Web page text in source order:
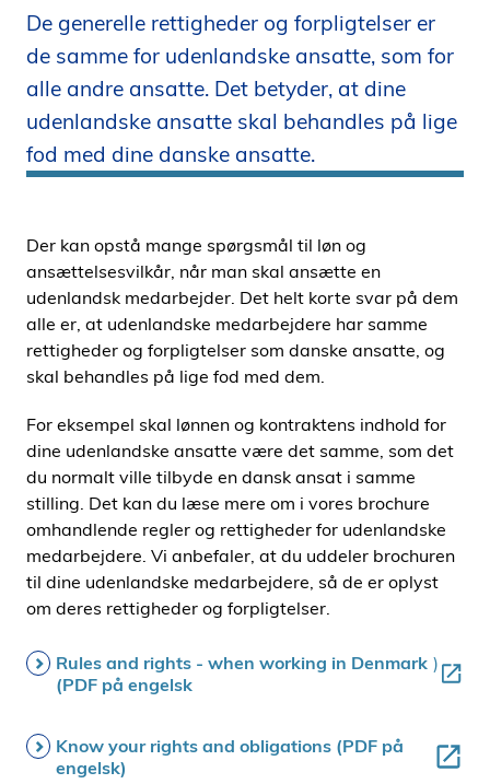
i
d
n
De generelle rettigheder og forpligtelser er
de samme for udenlandske ansatte, som for
alle andre ansatte. Det betyder, at dine
udenlandske ansatte skal behandles på lige
fod med dine danske ansatte.
Der kan opstå mange spørgsmål til løn og
ansættelsesvilkår, når man skal ansætte en
udenlandsk medarbejder. Det helt korte svar på dem
alle er, at udenlandske medarbejdere har samme
rettigheder og forpligtelser som danske ansatte, og
skal behandles på lige fod med dem.
For eksempel skal lønnen og kontraktens indhold for
dine udenlandske ansatte være det samme, som det
du normalt ville tilbyde en dansk ansat i samme
stilling. Det kan du læse mere om i vores brochure
omhandlende regler og rettigheder for udenlandske
medarbejdere. Vi anbefaler, at du uddeler brochuren
til dine udenlandske medarbejdere, så de er oplyst
om deres rettigheder og forpligtelser.
Rules and rights - when working in Denmark
(PDF på engelsk
)
Know your rights and obligations (PDF på
engelsk)